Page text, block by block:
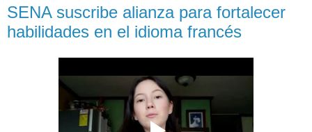
SENA suscribe alianza para fortalecer
habilidades en el idioma francés